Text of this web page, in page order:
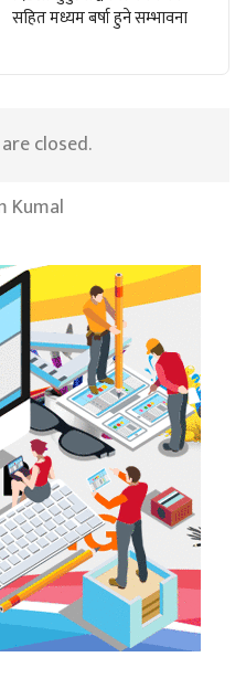
सहित मध्यम बर्षा हुने सम्भावना
closed.